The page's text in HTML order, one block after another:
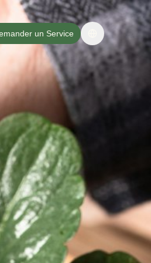
un Service
Change